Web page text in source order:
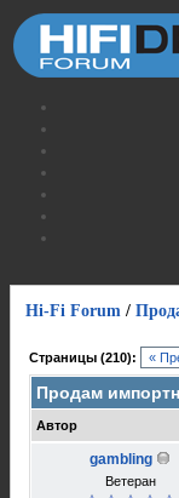
Hi-Fi Forum /
Страницы (210): «
Продам
Автор
gambling
Ветеран